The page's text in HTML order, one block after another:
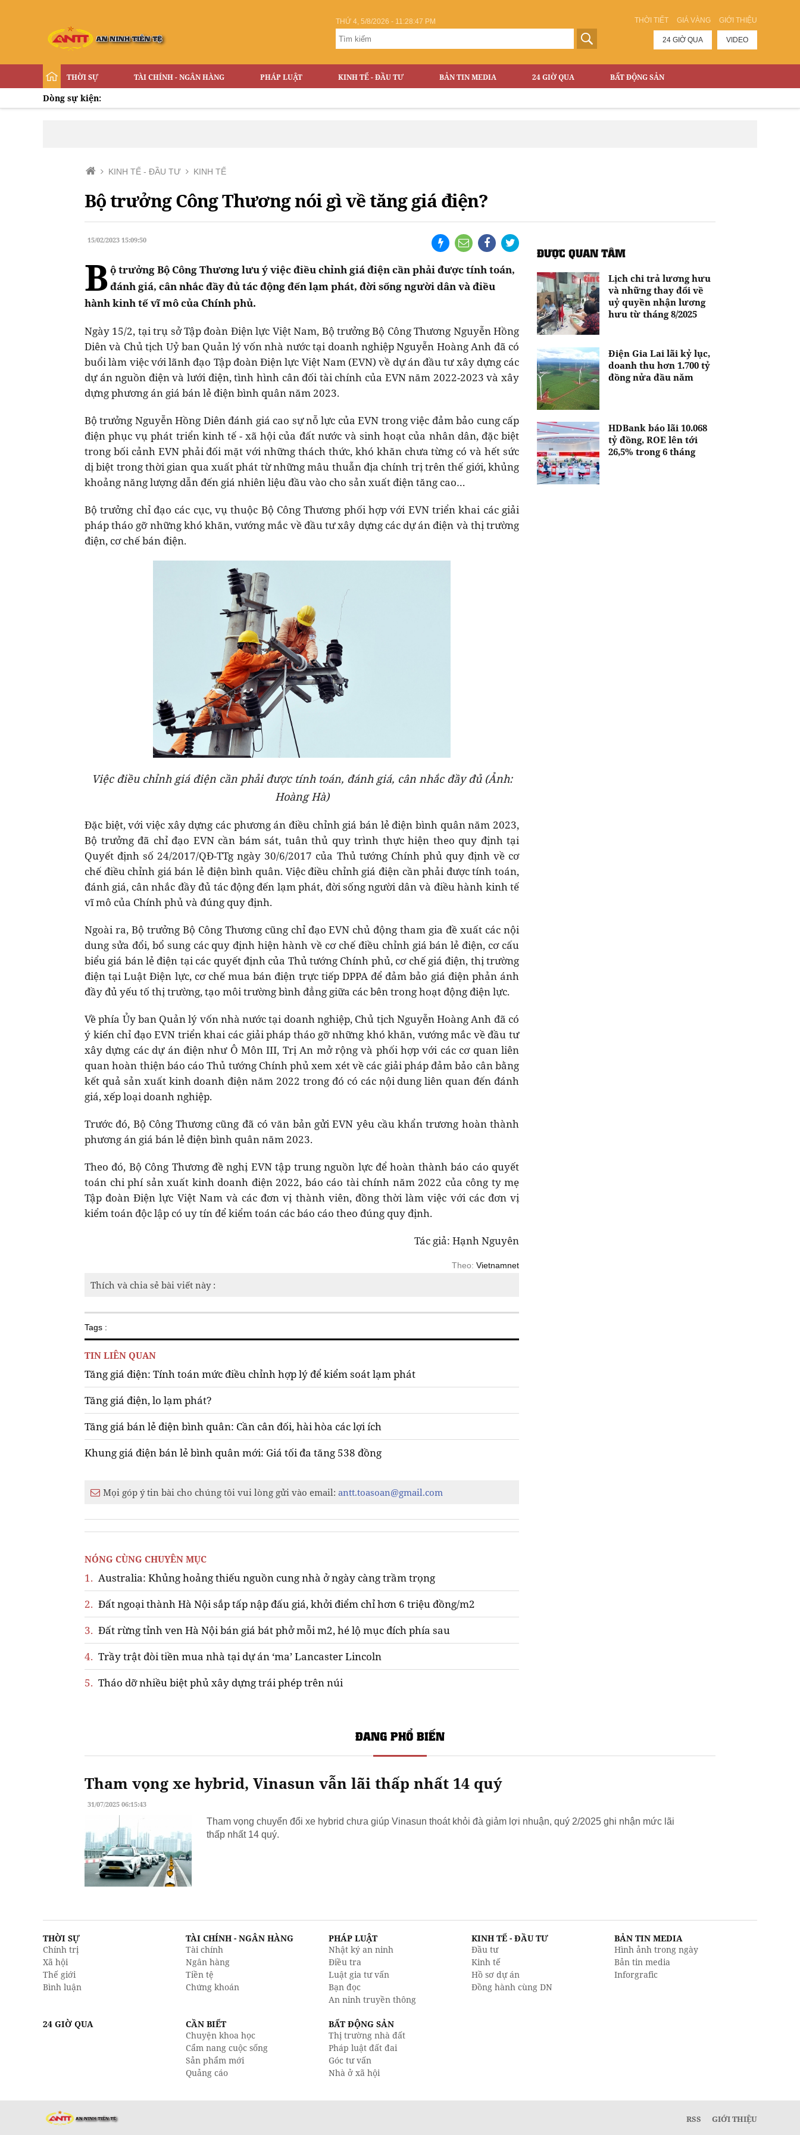
THỜI TIẾT GIÁ VÀNG GIỚI THIỆU
THỨ 4, 5/8/2026 - 11:28:48 PM
24 GIỜ QUA VIDEO
THỜI SỰ TÀI CHÍNH - NGÂN HÀNG PHÁP LUẬT KINH TẾ - ĐẦU TƯ BẢN TIN MEDIA 24 GIỜ QUA BẤT ĐỘNG SẢN
Dòng sự kiện:
KINH TẾ - ĐẦU TƯ KINH TẾ
Bộ trưởng Công Thương nói gì về tăng giá điện?
15/02/2023 15:09:50
Bộ trưởng Bộ Công Thương lưu ý việc điều chỉnh giá điện cần phải được tính toán,
đánh giá, cân nhắc đầy đủ tác động đến lạm phát, đời sống người dân và điều
hành kinh tế vĩ mô của Chính phủ.
Ngày 15/2, tại trụ sở Tập đoàn Điện lực Việt Nam, Bộ trưởng Bộ Công Thương Nguyễn Hồng
Diên và Chủ tịch Uỷ ban Quản lý vốn nhà nước tại doanh nghiệp Nguyễn Hoàng Anh đã có
buổi làm việc với lãnh đạo Tập đoàn Điện lực Việt Nam (EVN) về dự án đầu tư xây dựng các
dự án nguồn điện và lưới điện, tình hình cân đối tài chính của EVN năm 2022-2023 và xây
dựng phương án giá bán lẻ điện bình quân năm 2023.
Bộ trưởng Nguyễn Hồng Diên đánh giá cao sự nỗ lực của EVN trong việc đảm bảo cung cấp
điện phục vụ phát triển kinh tế - xã hội của đất nước và sinh hoạt của nhân dân, đặc biệt
trong bối cảnh EVN phải đối mặt với những thách thức, khó khăn chưa từng có và hết sức
dị biệt trong thời gian qua xuất phát từ những mâu thuẫn địa chính trị trên thế giới, khủng
khoảng năng lượng dẫn đến giá nhiên liệu đầu vào cho sản xuất điện tăng cao…
Bộ trưởng chỉ đạo các cục, vụ thuộc Bộ Công Thương phối hợp với EVN triển khai các giải
pháp tháo gỡ những khó khăn, vướng mắc về đầu tư xây dựng các dự án điện và thị trường
điện, cơ chế bán điện.
Việc điều chỉnh giá điện cần phải được tính toán, đánh giá, cân nhắc đầy đủ (Ảnh:
Hoàng Hà)
Đặc biệt, với việc xây dựng các phương án điều chỉnh giá bán lẻ điện bình quân năm 2023,
Bộ trưởng đã chỉ đạo EVN cần bám sát, tuân thủ quy trình thực hiện theo quy định tại
Quyết định số 24/2017/QĐ-TTg ngày 30/6/2017 của Thủ tướng Chính phủ quy định về cơ
chế điều chỉnh giá bán lẻ điện bình quân. Việc điều chỉnh giá điện cần phải được tính toán,
đánh giá, cân nhắc đầy đủ tác động đến lạm phát, đời sống người dân và điều hành kinh tế
vĩ mô của Chính phủ và đúng quy định.
Ngoài ra, Bộ trưởng Bộ Công Thương cũng chỉ đạo EVN chủ động tham gia đề xuất các nội
dung sửa đổi, bổ sung các quy định hiện hành về cơ chế điều chỉnh giá bán lẻ điện, cơ cấu
biểu giá bán lẻ điện tại các quyết định của Thủ tướng Chính phủ, cơ chế giá điện, thị trường
điện tại Luật Điện lực, cơ chế mua bán điện trực tiếp DPPA để đảm bảo giá điện phản ánh
đầy đủ yếu tố thị trường, tạo môi trường bình đẳng giữa các bên trong hoạt động điện lực.
Về phía Ủy ban Quản lý vốn nhà nước tại doanh nghiệp, Chủ tịch Nguyễn Hoàng Anh đã có
ý kiến chỉ đạo EVN triển khai các giải pháp tháo gỡ những khó khăn, vướng mắc về đầu tư
xây dựng các dự án điện như Ô Môn III, Trị An mở rộng và phối hợp với các cơ quan liên
quan hoàn thiện báo cáo Thủ tướng Chính phủ xem xét về các giải pháp đảm bảo cân bằng
kết quả sản xuất kinh doanh điện năm 2022 trong đó có các nội dung liên quan đến đánh
giá, xếp loại doanh nghiệp.
Trước đó, Bộ Công Thương cũng đã có văn bản gửi EVN yêu cầu khẩn trương hoàn thành
phương án giá bán lẻ điện bình quân năm 2023.
Theo đó, Bộ Công Thương đề nghị EVN tập trung nguồn lực để hoàn thành báo cáo quyết
toán chi phí sản xuất kinh doanh điện 2022, báo cáo tài chính năm 2022 của công ty mẹ
Tập đoàn Điện lực Việt Nam và các đơn vị thành viên, đồng thời làm việc với các đơn vị
kiểm toán độc lập có uy tín để kiểm toán các báo cáo theo đúng quy định.
Tác giả: Hạnh Nguyên
Theo: Vietnamnet
Thích và chia sẻ bài viết này :
Tags :
TIN LIÊN QUAN
Tăng giá điện: Tính toán mức điều chỉnh hợp lý để kiểm soát lạm phát
Tăng giá điện, lo lạm phát?
Tăng giá bán lẻ điện bình quân: Cần cân đối, hài hòa các lợi ích
Khung giá điện bán lẻ bình quân mới: Giá tối đa tăng 538 đồng
Mọi góp ý tin bài cho chúng tôi vui lòng gửi vào email: antt.toasoan@gmail.com
NÓNG CÙNG CHUYÊN MỤC
1. Australia: Khủng hoảng thiếu nguồn cung nhà ở ngày càng trầm trọng
2. Đất ngoại thành Hà Nội sắp tấp nập đấu giá, khởi điểm chỉ hơn 6 triệu đồng/m2
3. Đất rừng tỉnh ven Hà Nội bán giá bát phở mỗi m2, hé lộ mục đích phía sau
4. Trầy trật đòi tiền mua nhà tại dự án ‘ma’ Lancaster Lincoln
5. Tháo dỡ nhiều biệt phủ xây dựng trái phép trên núi
ĐƯỢC QUAN TÂM
Lịch chi trả lương hưu
và những thay đổi về
uỷ quyền nhận lương
hưu từ tháng 8/2025
Điện Gia Lai lãi kỷ lục,
doanh thu hơn 1.700 tỷ
đồng nửa đầu năm
HDBank báo lãi 10.068
tỷ đồng, ROE lên tới
26,5% trong 6 tháng
ĐANG PHỔ BIẾN
Tham vọng xe hybrid, Vinasun vẫn lãi thấp nhất 14 quý
31/07/2025 06:15:43
Tham vọng chuyển đổi xe hybrid chưa giúp Vinasun thoát khỏi đà giảm lợi nhuận, quý 2/2025 ghi nhận mức lãi
thấp nhất 14 quý.
THỜI SỰ
Chính trị
Xã hội
Thế giới
Bình luận
TÀI CHÍNH - NGÂN HÀNG
Tài chính
Ngân hàng
Tiền tệ
Chứng khoán
PHÁP LUẬT
Nhật ký an ninh
Điều tra
Luật gia tư vấn
Bạn đọc
An ninh truyền thông
KINH TẾ - ĐẦU TƯ
Đầu tư
Kinh tế
Hồ sơ dự án
Đồng hành cùng DN
BẢN TIN MEDIA
Hình ảnh trong ngày
Bản tin media
Inforgrafic
24 GIỜ QUA
CẦN BIẾT
Chuyện khoa học
Cẩm nang cuộc sống
Sản phẩm mới
Quảng cáo
BẤT ĐỘNG SẢN
Thị trường nhà đất
Pháp luật đất đai
Góc tư vấn
Nhà ở xã hội
RSS GIỚI THIỆU